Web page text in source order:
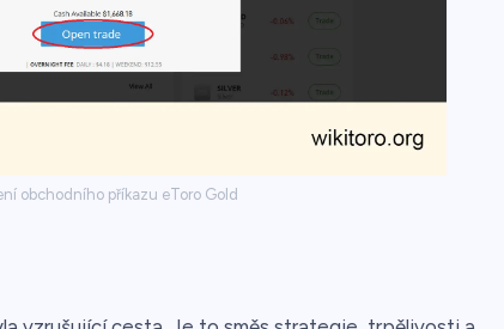
obchodního příkazu eToro Gold